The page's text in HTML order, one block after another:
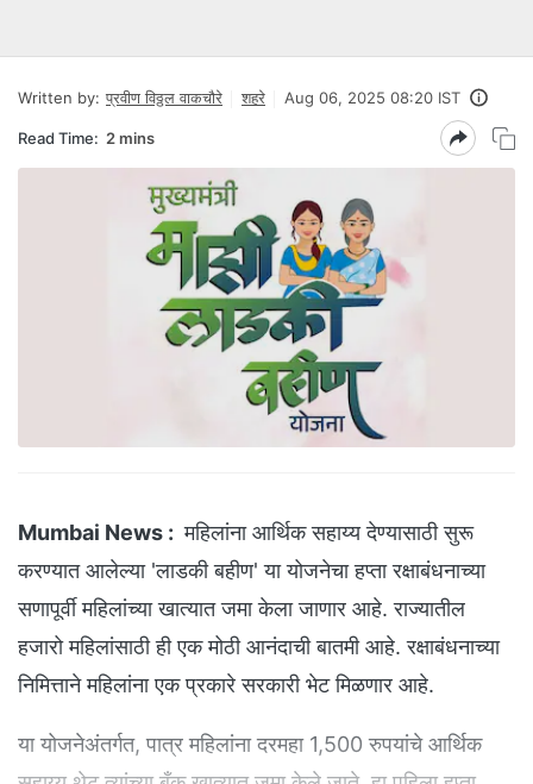
Written by: प्रवीण विठ्ठल वाकचौरे शहरे Aug 06, 2025 08:20 IST
Read Time: 2 mins
Mumbai News : महिलांना आर्थिक सहाय्य देण्यासाठी सुरू
करण्यात आलेल्या 'लाडकी बहीण' या योजनेचा हप्ता रक्षाबंधनाच्या
सणापूर्वी महिलांच्या खात्यात जमा केला जाणार आहे. राज्यातील
हजारो महिलांसाठी ही एक मोठी आनंदाची बातमी आहे. रक्षाबंधनाच्या
निमित्ताने महिलांना एक प्रकारे सरकारी भेट मिळणार आहे.
या योजनेअंतर्गत, पात्र महिलांना दरमहा 1,500 रुपयांचे आर्थिक